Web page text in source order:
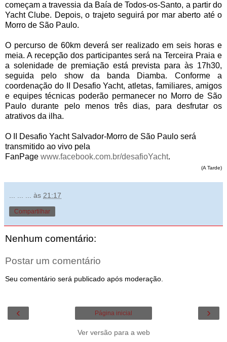
começam a travessia da Baía de Todos-os-Santo, a partir do
Yacht Clube. Depois, o trajeto seguirá por mar aberto até o
Morro de São Paulo.
O percurso de 60km deverá ser realizado em seis horas e
meia. A recepção dos participantes será na Terceira Praia e
a solenidade de premiação está prevista para às 17h30,
seguida pelo show da banda Diamba. Conforme a
coordenação do II Desafio Yacht, atletas, familiares, amigos
e equipes técnicas poderão permanecer no Morro de São
Paulo durante pelo menos três dias, para desfrutar os
atrativos da ilha.
O II Desafio Yacht Salvador-Morro de São Paulo será
transmitido ao vivo pela
FanPage www.facebook.com.br/desafioYacht.
(A Tarde)
às 21:17
Compartilhar
Nenhum comentário:
Postar um comentário
Seu comentário será publicado após moderação.
‹ ›
Página inicial
Ver versão para a web